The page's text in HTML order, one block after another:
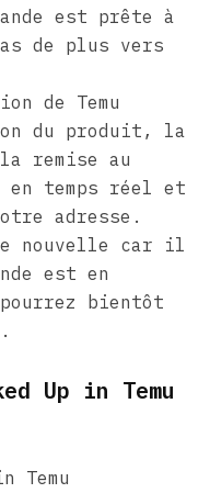
est prête à
de plus vers
de Temu
du produit, la
remise au
temps réel et
adresse.
nouvelle car il
est en
pourrez bientôt
Up in Temu
Temu